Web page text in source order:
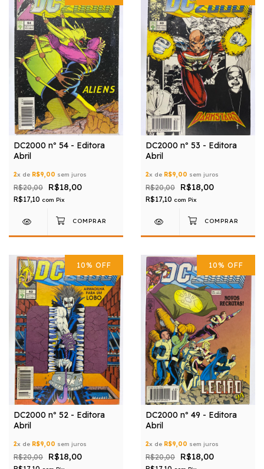
DC2000 nº 54 - Editora
Abril
2x de R$9,00 sem juros
R$20,00 R$18,00
R$17,10 com Pix
DC2000 nº 53 - Editora
Abril
2x de R$9,00 sem juros
R$20,00 R$18,00
R$17,10 com Pix
10% OFF
DC2000 nº 52 - Editora
Abril
2x de R$9,00 sem juros
R$20,00 R$18,00
10% OFF
DC2000 nº 49 - Editora
Abril
2x de R$9,00 sem juros
R$20,00 R$18,00